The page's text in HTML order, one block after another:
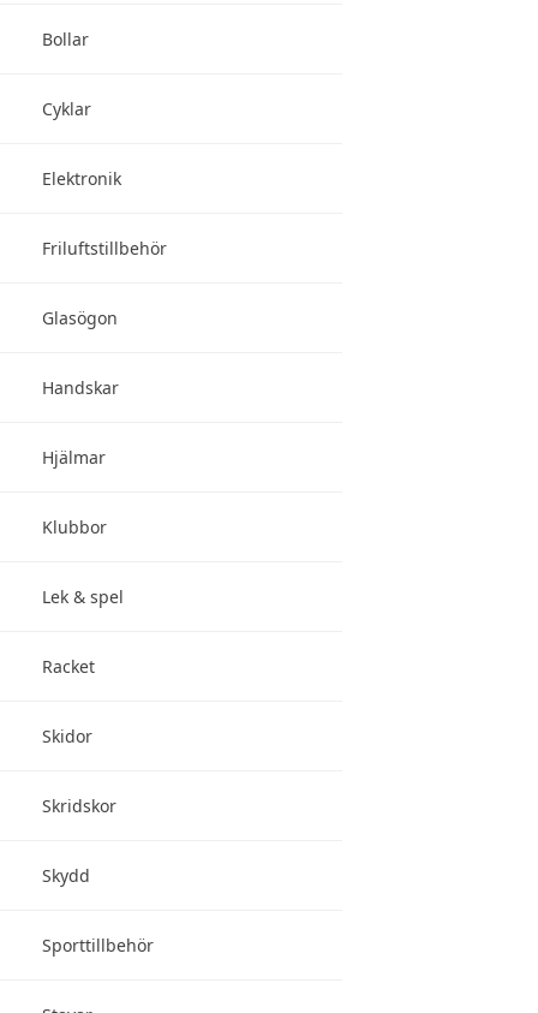
Bollar
Cyklar
Elektronik
Friluftstillbehör
Glasögon
Handskar
Hjälmar
Klubbor
Lek & spel
Racket
Skidor
Skridskor
Skydd
Sporttillbehör